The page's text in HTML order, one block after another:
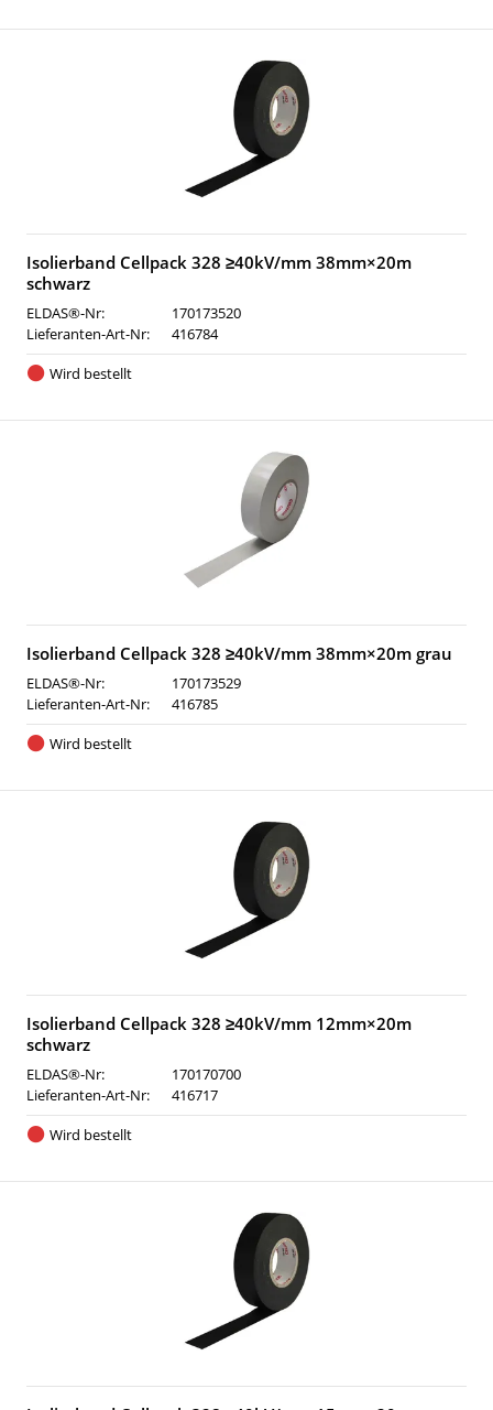
Isolierband Cellpack 328 ≥40kV/mm 38mm×20m
schwarz
ELDAS®-Nr:
170173520
Lieferanten-Art-Nr:
416784
Wird bestellt
Isolierband Cellpack 328 ≥40kV/mm 38mm×20m grau
ELDAS®-Nr:
170173529
Lieferanten-Art-Nr:
416785
Wird bestellt
Isolierband Cellpack 328 ≥40kV/mm 12mm×20m
schwarz
ELDAS®-Nr:
170170700
Lieferanten-Art-Nr:
416717
Wird bestellt